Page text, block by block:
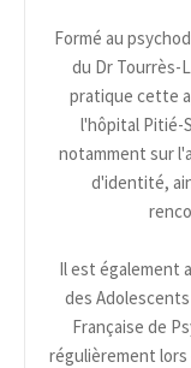
Formé au
du Dr Tourrès-
pratique cette
l'hôpital Pitié-
notamment sur
d'identité,
Il est également
des
Française de
régulièrement lors